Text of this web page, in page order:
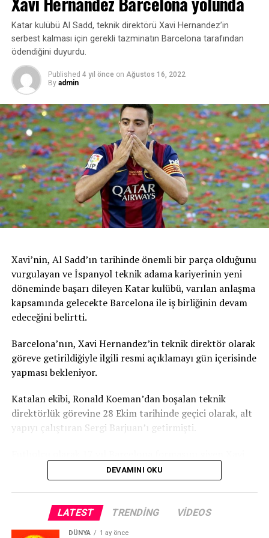
aralıklarla yapılırdı. Pandemiden dolayı
organizasyonların bir kısmı iptal oldu. Dolayısıyla ikisi
üst üste geldi. Bizim esas hedefimiz Dünya Şampiyonası.
Avrupa Şampiyonası’na antrenman olsun diye gittik.
Katar kulübü Al Sadd, teknik direktörü Xavi Hernandez’in
serbest kalması için gerekli tazminatın Barcelona tarafından
ödendiğini duyurdu.
Published 4 yıl önce on Ağustos 16, 2022
By admin
Xavi’nin, Al Sadd’ın tarihinde önemli bir parça olduğunu
vurgulayan ve İspanyol teknik adama kariyerinin yeni
döneminde başarı dileyen Katar kulübü, varılan anlaşma
kapsamında gelecekte Barcelona ile iş birliğinin devam
edeceğini belirtti.
Barcelona’nın, Xavi Hernandez’in teknik direktör olarak
göreve getirildiğiyle ilgili resmi açıklamayı gün içerisinde
yapması bekleniyor.
Katalan ekibi, Ronald Koeman’dan boşalan teknik
direktörlük görevine 28 Ekim tarihinde geçici olarak, alt
yapıyı çalıştıran Sergi Barjuan’ı getirmişti.
Hernandez, 2015 yazında Katar’ın Al Sadd takımına
transfer olmuştu. Katar ekibinde 4 sezon oynadıktan
sonra futbolculuğunu sonlandıran Hernandez, son iki
sezondur da teknik direktör olarak görev yapıyordu.
DEVAMINI OKU
LATEST TRENDING VIDEOS
DÜNYA 1 ay önce